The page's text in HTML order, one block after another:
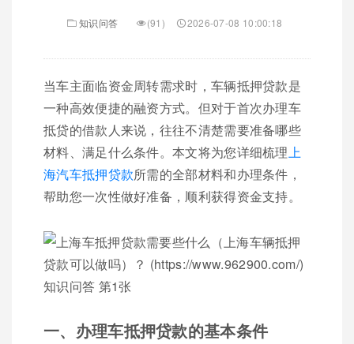
知识问答 (91) 2026-07-08 10:00:18
当车主面临资金周转需求时，车辆抵押贷款是
一种高效便捷的融资方式。但对于首次办理车
抵贷的借款人来说，往往不清楚需要准备哪些
材料、满足什么条件。本文将为您详细梳理上
海汽车抵押贷款所需的全部材料和办理条件，
帮助您一次性做好准备，顺利获得资金支持。
一、办理车抵押贷款的基本条件